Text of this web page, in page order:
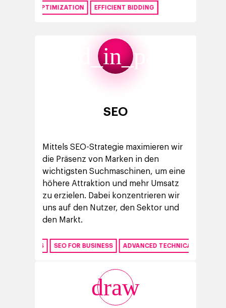
OPTIMIZATION EFFICIENT BIDDING
find_in_page
SEO
Mittels SEO-Strategie maximieren wir
die Präsenz von Marken in den
wichtigsten Suchmaschinen, um eine
höhere Attraktion und mehr Umsatz
zu erzielen. Dabei konzentrieren wir
uns auf den Nutzer, den Sektor und
den Markt.
SEO FOR BUSINESS ADVANCED TECHNICAL SEO
draw
10. Jahrestag
Digital Agency
Insights